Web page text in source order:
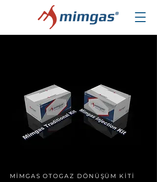
MİMGAS OTOGAZ DÖNÜŞÜM KİTİ